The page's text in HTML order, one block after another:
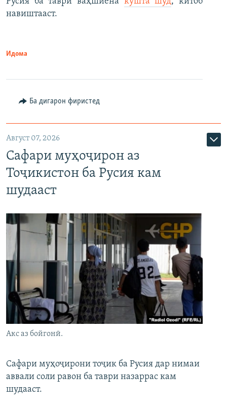
навиштааст.
Идома
Ба дигарон фиристед
Август 07, 2026
Сафари муҳоҷирон аз
Тоҷикистон ба Русия кам
шудааст
Акс аз бойгонӣ.
Сафари муҳоҷирони тоҷик ба Русия дар нимаи
аввали соли равон ба таври назаррас кам
шудааст.